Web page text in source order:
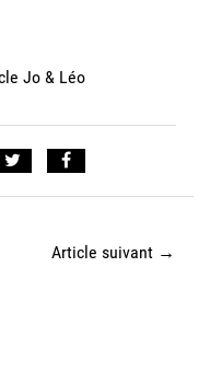
Jo & Léo
Article suivant →